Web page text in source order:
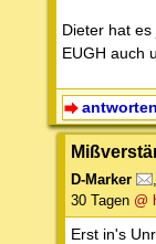
Dieter hat
EUGH auch
antworten
D-Marker
30 Tagen @
Erst in's